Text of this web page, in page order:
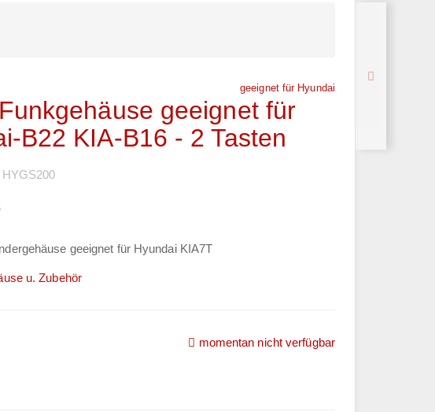
geeignet für Hyundai
geeignet für
B22 KIA-B16 - 2 Tasten
HYGS200
geeignet für Hyundai KIA7T
u. Zubehör
momentan nicht verfügbar